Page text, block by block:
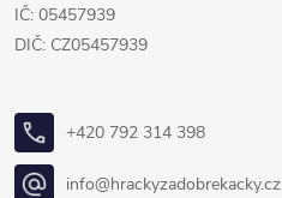
IČ: 05457939
DIČ: CZ05457939
+420 792 314 398
info@hrackyzadobrekacky.cz